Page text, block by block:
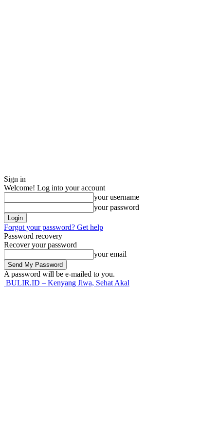
Sign in
Welcome! Log into your account
your username
your password
Forgot your password? Get help
Password recovery
Recover your password
your email
A password will be e-mailed to you.
BULIR.ID – Kenyang Jiwa, Sehat Akal